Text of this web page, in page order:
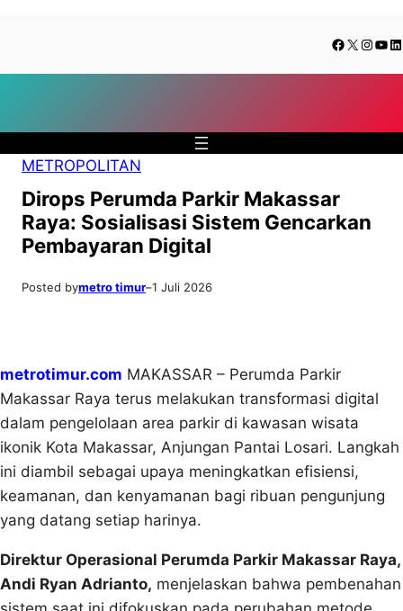
konten
content
Facebook
X
METROPOLITAN
Dirops Perumda Parkir Makassar
Raya: Sosialisasi Sistem Gencarkan
Pembayaran Digital
Posted bymetro timur–1 Juli 2026
metrotimur.com MAKASSAR – Perumda Parkir
Makassar Raya terus melakukan transformasi digital
dalam pengelolaan area parkir di kawasan wisata
ikonik Kota Makassar, Anjungan Pantai Losari. Langkah
ini diambil sebagai upaya meningkatkan efisiensi,
keamanan, dan kenyamanan bagi ribuan pengunjung
yang datang setiap harinya.
Direktur Operasional Perumda Parkir Makassar Raya,
Andi Ryan Adrianto, menjelaskan bahwa pembenahan